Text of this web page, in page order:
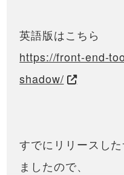
英語版はこちら
https://front-end-
shadow/
すでにリリースし
ましたので、